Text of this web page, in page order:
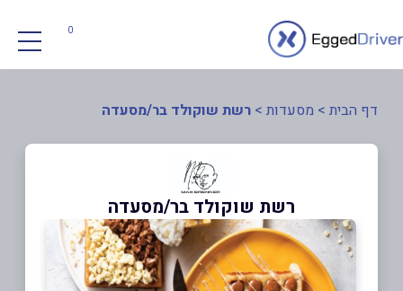
0
דף הבית > מסעדות > רשת שוקולד בר/מסעדה
רשת שוקולד בר/מסעדה